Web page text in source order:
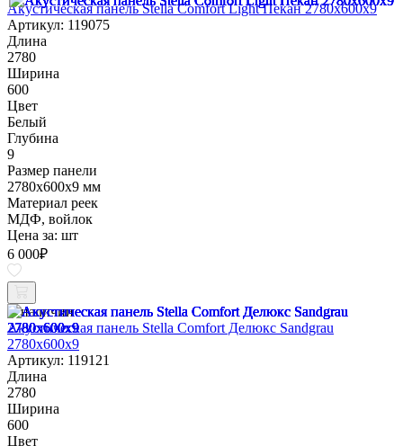
Акустическая панель Stella Comfort Light Пекан 2780х600х9
Артикул: 119075
Длина
2780
Ширина
600
Цвет
Белый
Глубина
9
Размер панели
2780х600х9 мм
Материал реек
МДФ, войлок
Цена за: шт
6 000₽
В наличии
Акустическая панель Stella Comfort Делюкс Sandgrau
2780х600х9
Артикул: 119121
Длина
2780
Ширина
600
Цвет